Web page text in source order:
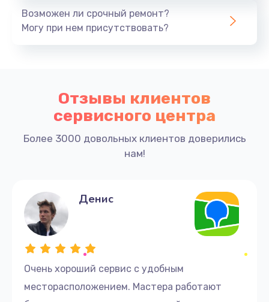
1950 руб.
Заказать
Заказать
Замена жесткого диска
1500 руб.
Установка драйверов
Замена вебкамеры
1620 руб.
Возможен ли срочный ремонт?
Могу при нем присутствовать?
Отзывы клиентов
сервисного центра
Более 3000 довольных клиентов доверились
нам!
Очень хороший сервис с удобным
месторасположением. Мастера работают
Денис